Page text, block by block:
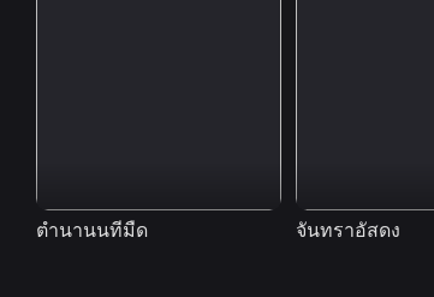
ตำนานนทีมืด จันทราอัสดง